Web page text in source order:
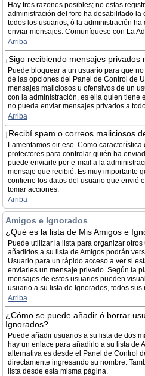
Hay tres razones posibles; no estas
administración del foro ha desabilitado
todos los usuarios, ó la administración
enviar mensajes. Comuníquese con La
Arriba
¡Sigo recibiendo mensajes privados
Puede bloquear a un usuario para que
de las opciones del Panel de Control de
mensajes maliciosos u ofensivos de un
con la administración, es ella quien tiene
no pueda enviar mensajes privados a
Arriba
¡Recibí spam o correos maliciosos
Lamentamos oir eso. Como
protectores para controlar quién ha
puede enviarle por e-mail a la
mensaje que recibió. Es muy importante
contiene los datos del usuario que envió
tomar acciones.
Arriba
Amigos e Ignorados
¿Qué es la lista de Mis Amigos e
Puede utilizar la lista para organizar
añadidos a su lista de Amigos podrán
Usuario para un rápido acceso a ver si
enviarles un mensaje privado. Según la
mensajes de estos usuarios pueden
usuario a su lista de Ignorados, todos
Arriba
¿Cómo se puede añadir ó borrar
Ignorados?
Puede añadir usuarios a su lista de dos
hay un enlace para añadirlo a su lista de
alternativa es desde el Panel de Control
directamente ingresando su nombre.
lista desde esta misma página.